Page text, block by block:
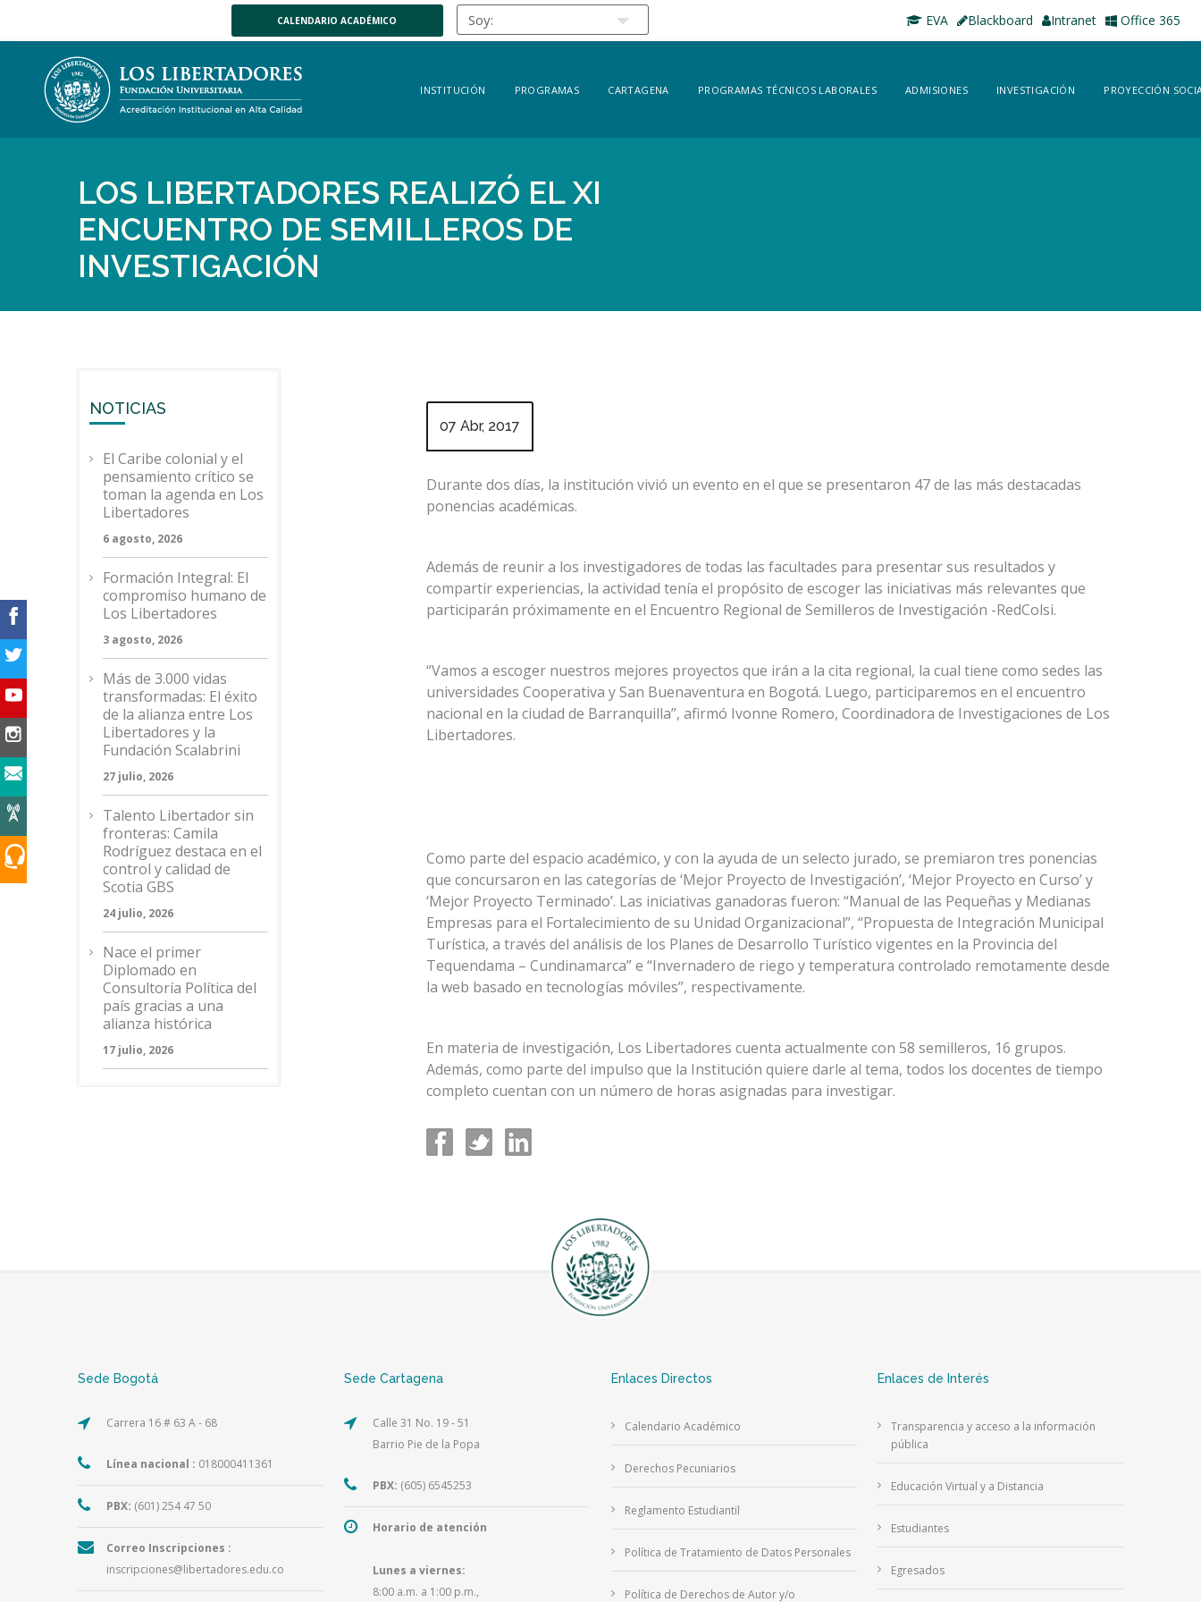
CALENDARIO ACADÉMICO EVA Blackboard Intranet Office 365
INSTITUCIÓN PROGRAMAS CARTAGENA PROGRAMAS TÉCNICOS LABORALES ADMISIONES INVESTIGACIÓN PROYECCIÓN
LOS LIBERTADORES REALIZÓ EL XI
ENCUENTRO DE SEMILLEROS DE
INVESTIGACIÓN
07 Abr, 2017
Durante dos días, la institución vivió un evento en el que se presentaron 47 de las más destacadas
ponencias académicas.
Además de reunir a los investigadores de todas las facultades para presentar sus resultados y
compartir experiencias, la actividad tenía el propósito de escoger las iniciativas más relevantes que
participarán próximamente en el Encuentro Regional de Semilleros de Investigación -RedColsi.
“Vamos a escoger nuestros mejores proyectos que irán a la cita regional, la cual tiene como sedes las
universidades Cooperativa y San Buenaventura en Bogotá. Luego, participaremos en el encuentro
nacional en la ciudad de Barranquilla”, afirmó Ivonne Romero, Coordinadora de Investigaciones de Los
Libertadores.
Como parte del espacio académico, y con la ayuda de un selecto jurado, se premiaron tres ponencias
que concursaron en las categorías de ‘Mejor Proyecto de Investigación’, ‘Mejor Proyecto en Curso’ y
‘Mejor Proyecto Terminado’. Las iniciativas ganadoras fueron: “Manual de las Pequeñas y Medianas
Empresas para el Fortalecimiento de su Unidad Organizacional”, “Propuesta de Integración Municipal
Turística, a través del análisis de los Planes de Desarrollo Turístico vigentes en la Provincia del
Tequendama – Cundinamarca” e “Invernadero de riego y temperatura controlado remotamente desde
la web basado en tecnologías móviles”, respectivamente.
En materia de investigación, Los Libertadores cuenta actualmente con 58 semilleros, 16 grupos.
Además, como parte del impulso que la Institución quiere darle al tema, todos los docentes de tiempo
completo cuentan con un número de horas asignadas para investigar.
NOTICIAS
El Caribe colonial y el
pensamiento crítico se
toman la agenda en Los
Libertadores
6 agosto, 2026
Formación Integral: El
compromiso humano de
Los Libertadores
3 agosto, 2026
Más de 3.000 vidas
transformadas: El éxito
de la alianza entre Los
Libertadores y la
Fundación Scalabrini
27 julio, 2026
Talento Libertador sin
fronteras: Camila
Rodríguez destaca en el
control y calidad de
Scotia GBS
24 julio, 2026
Nace el primer
Diplomado en
Consultoría Política del
país gracias a una
alianza histórica
17 julio, 2026
Sede Bogotá
Carrera 16 # 63 A - 68
Línea nacional : 018000411361
PBX: (601) 254 47 50
Correo Inscripciones :
inscripciones@libertadores.edu.co
Sede Cartagena
Calle 31 No. 19 - 51
Barrio Pie de la Popa
PBX: (605) 6545253
Horario de atención
Lunes a viernes:
8:00 a.m. a 1:00 p.m.,
Enlaces Directos
Calendario Académico
Derechos Pecuniarios
Reglamento Estudiantil
Política de Tratamiento de Datos Personales
Política de Derechos de Autor y/o
Enlaces de Interés
Transparencia y acceso a la información
pública
Educación Virtual y a Distancia
Estudiantes
Egresados